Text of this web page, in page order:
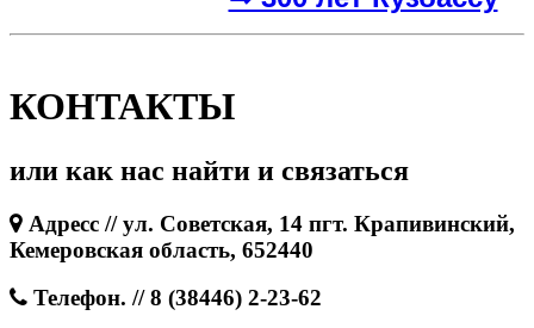
КОНТАКТЫ
или как нас найти и связаться
Адресс // ул. Советская, 14 пгт. Крапивинский,
Кемеровская область, 652440
Телефон. // 8 (38446) 2-23-62